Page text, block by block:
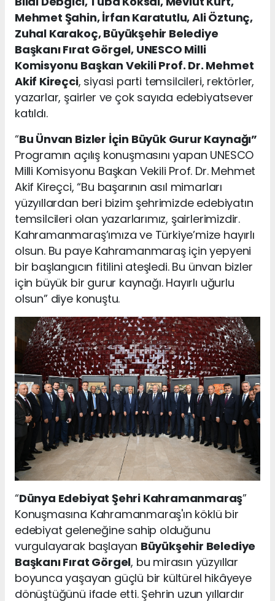
Mehmet Şahin, İrfan Karatutlu, Ali Öztunç,
Zuhal Karakoç, Büyükşehir Belediye
Başkanı Fırat Görgel, UNESCO Milli
Komisyonu Başkan Vekili Prof. Dr. Mehmet
Akif Kireçci, siyasi parti temsilcileri, rektörler,
yazarlar, şairler ve çok sayıda edebiyatsever
katıldı.
“Bu Ünvan Bizler İçin Büyük Gurur Kaynağı”
Programın açılış konuşmasını yapan UNESCO
Milli Komisyonu Başkan Vekili Prof. Dr. Mehmet
Akif Kireçci, “Bu başarının asıl mimarları
yüzyıllardan beri bizim şehrimizde edebiyatın
temsilcileri olan yazarlarımız, şairlerimizdir.
Kahramanmaraş’ımıza ve Türkiye’mize hayırlı
olsun. Bu paye Kahramanmaraş için yepyeni
bir başlangıcın fitilini ateşledi. Bu ünvan bizler
için büyük bir gurur kaynağı. Hayırlı uğurlu
olsun” diye konuştu.
“Dünya Edebiyat Şehri Kahramanmaraş”
Konuşmasına Kahramanmaraş'ın köklü bir
edebiyat geleneğine sahip olduğunu
vurgulayarak başlayan Büyükşehir Belediye
Başkanı Fırat Görgel, bu mirasın yüzyıllar
boyunca yaşayan güçlü bir kültürel hikâyeye
dönüştüğünü ifade etti. Şehrin uzun yıllardır